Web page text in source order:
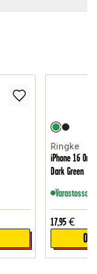
Ringke
iPhone 16
Dark Green
Varastossa
17,95 €